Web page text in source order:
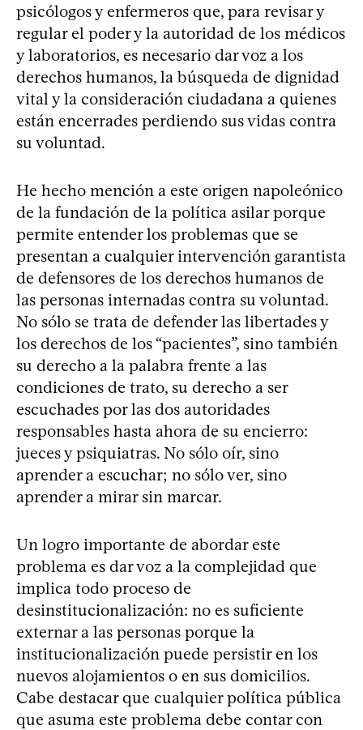
psicólogos y enfermeros que, para revisar y
regular el poder y la autoridad de los médicos
y laboratorios, es necesario dar voz a los
derechos humanos, la búsqueda de dignidad
vital y la consideración ciudadana a quienes
están encerrades perdiendo sus vidas contra
su voluntad.
He hecho mención a este origen napoleónico
de la fundación de la política asilar porque
permite entender los problemas que se
presentan a cualquier intervención garantista
de defensores de los derechos humanos de
las personas internadas contra su voluntad.
No sólo se trata de defender las libertades y
los derechos de los “pacientes”, sino también
su derecho a la palabra frente a las
condiciones de trato, su derecho a ser
escuchades por las dos autoridades
responsables hasta ahora de su encierro:
jueces y psiquiatras. No sólo oír, sino
aprender a escuchar; no sólo ver, sino
aprender a mirar sin marcar.
Un logro importante de abordar este
problema es dar voz a la complejidad que
implica todo proceso de
desinstitucionalización: no es suficiente
externar a las personas porque la
institucionalización puede persistir en los
nuevos alojamientos o en sus domicilios.
Cabe destacar que cualquier política pública
que asuma este problema debe contar con